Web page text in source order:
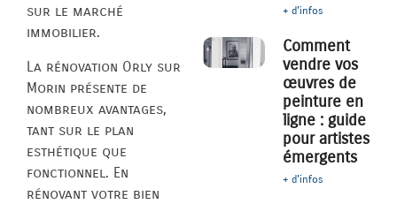
sur le marché
immobilier.
La rénovation Orly sur
Morin présente de
nombreux avantages,
tant sur le plan
esthétique que
fonctionnel. En
rénovant votre bien
+ d'infos
Comment
vendre vos
œuvres de
peinture en
ligne : guide
pour artistes
émergents
+ d'infos